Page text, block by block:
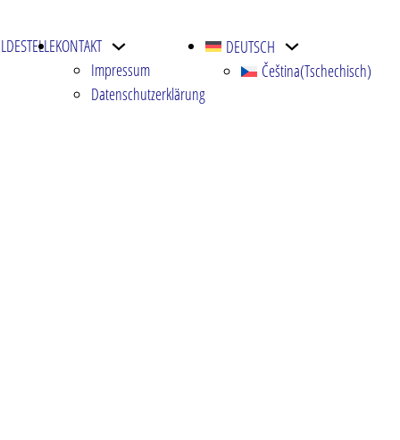
KONTAKT
Impressum
Datenschutzerklärung
DEUTSCH
Čeština(Tschechisch)